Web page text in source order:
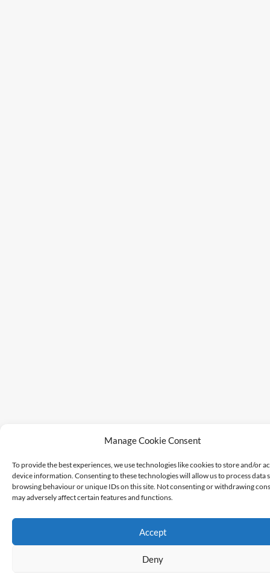
Manage Cookie Consent
To provide the best experiences, we use technologies like cookies to store and/or
device information. Consenting to these technologies will allow us to process data
browsing behaviour or unique IDs on this site. Not consenting or withdrawing
may adversely affect certain features and functions.
Accept
Deny